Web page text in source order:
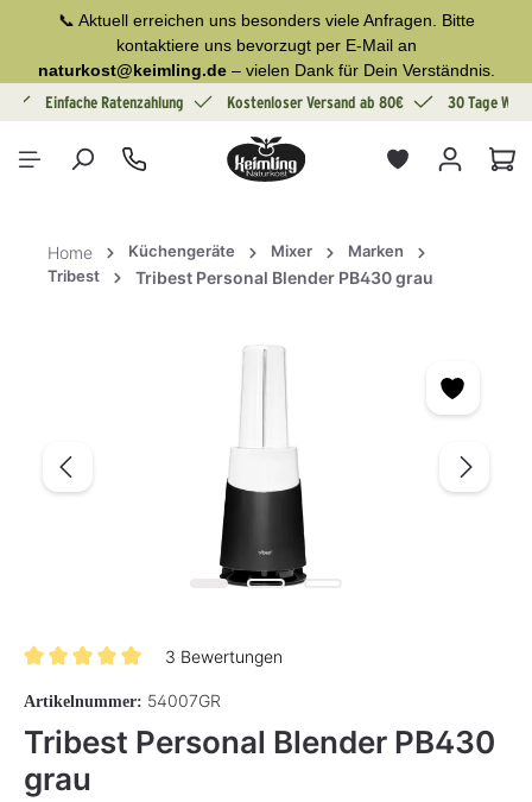
springen
📞 Aktuell erreichen uns besonders viele Anfragen. Bitte
kontaktiere uns bevorzugt per E-Mail an
naturkost@keimling.de– vielen Dank für Dein Verständnis.
Einfache Ratenzahlung Kostenloser Versand ab 80€ 30 Tage
Home Küchengeräte Mixer
Marken
Tribest
Tribest Personal Blender PB430 grau
3 Bewertungen
Artikelnummer: 54007GR
Tribest Personal Blender PB430
grau